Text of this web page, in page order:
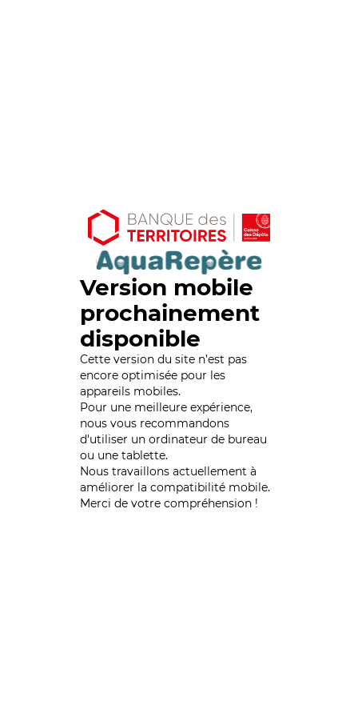
Version mobile
prochainement
disponible
Cette version du site n’est pas
encore optimisée pour les
appareils mobiles.
Pour une meilleure expérience,
nous vous recommandons
d'utiliser un ordinateur de bureau
ou une tablette.
Nous travaillons actuellement à
améliorer la compatibilité mobile.
Merci de votre compréhension !